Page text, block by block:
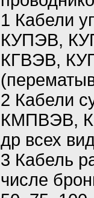
1 Кабели
КУПЭВ,
КГВЭВ,
2 Кабели
КМПВЭВ,
др всех
3 Кабель
числе